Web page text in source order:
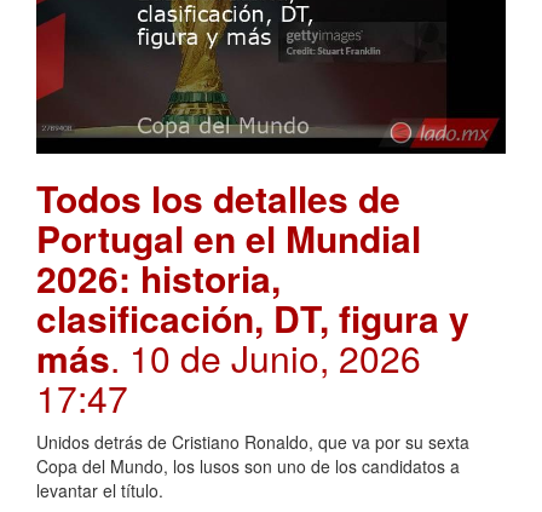
Todos los detalles de
Portugal en el Mundial
2026: historia,
clasificación, DT, figura y
más. 10 de Junio, 2026
17:47
Unidos detrás de Cristiano Ronaldo, que va por su sexta
Copa del Mundo, los lusos son uno de los candidatos a
levantar el título.